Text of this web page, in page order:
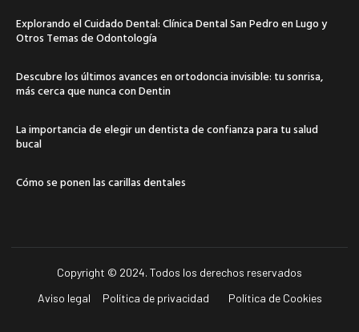
Explorando el Cuidado Dental: Clínica Dental San Pedro en Lugo y
Otros Temas de Odontología
Descubre los últimos avances en ortodoncia invisible: tu sonrisa,
más cerca que nunca con Dentin
La importancia de elegir un dentista de confianza para tu salud
bucal
Cómo se ponen las carillas dentales
Copyright © 2024. Todos los derechos reservados
Aviso legal
Política de privacidad Política de Cookies